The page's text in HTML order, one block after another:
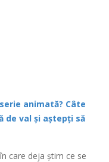
animată? Câte
de val și aștepți să
care deja știm ce se